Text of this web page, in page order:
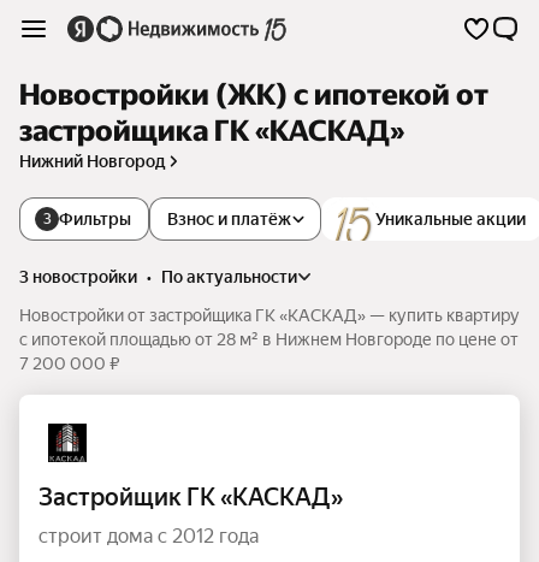
Новостройки (ЖК) с ипотекой от
застройщика ГК «КАСКАД»
Нижний Новгород
3 Фильтры Уникальные акции
Взнос и платёж
3 новостройки •
по актуальности
Новостройки от застройщика ГК «КАСКАД» — купить квартиру
с ипотекой площадью от 28 м² в Нижнем Новгороде по цене от
7 200 000 ₽
Застройщик ГК «КАСКАД»
строит дома с 2012 года